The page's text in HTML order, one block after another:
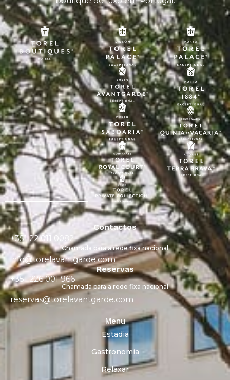
Contactos
+351 22 011 0082
Chamada para a rede fixa nacional
info@torelavantgarde.com
Reservas
+351 226 001 966
Chamada para a rede fixa nacional
reservas@torelavantgarde.com
Menu
Estadia
Gastronomia
Relaxar